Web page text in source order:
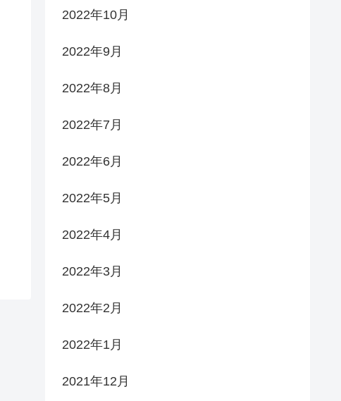
2022年10月
2022年9月
2022年8月
2022年7月
2022年6月
2022年5月
2022年4月
2022年3月
2022年2月
2022年1月
2021年12月